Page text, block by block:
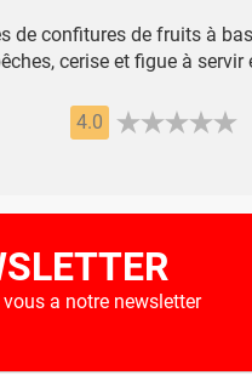
de confitures de fruits à
cerise et figue à servir
4.0
a notre newsletter